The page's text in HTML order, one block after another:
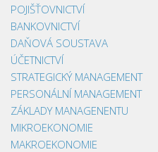
POJIŠŤOVNICTVÍ
BANKOVNICTVÍ
DAŇOVÁ SOUSTAVA
ÚČETNICTVÍ
STRATEGICKÝ MANAGEMENT
PERSONÁLNÍ MANAGEMENT
ZÁKLADY MANAGENENTU
MIKROEKONOMIE
MAKROEKONOMIE